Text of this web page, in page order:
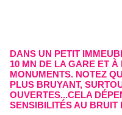
DANS UN PETIT
10 MN DE LA GARE ET À
MONUMENTS. NOTEZ
PLUS BRUYANT,
OUVERTES...CELA
SENSIBILITÉS AU BRUIT